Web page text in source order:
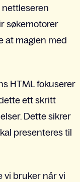
nettleseren
søkemotorer
at magien med
HTML fokuserer
ett skritt
Dette sikrer
presenteres til
vi bruker når vi